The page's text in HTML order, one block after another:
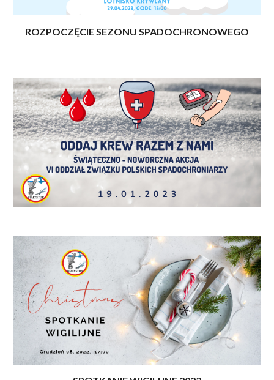
ROZPOCZĘCIE SEZONU SPADOCHRONOWEGO